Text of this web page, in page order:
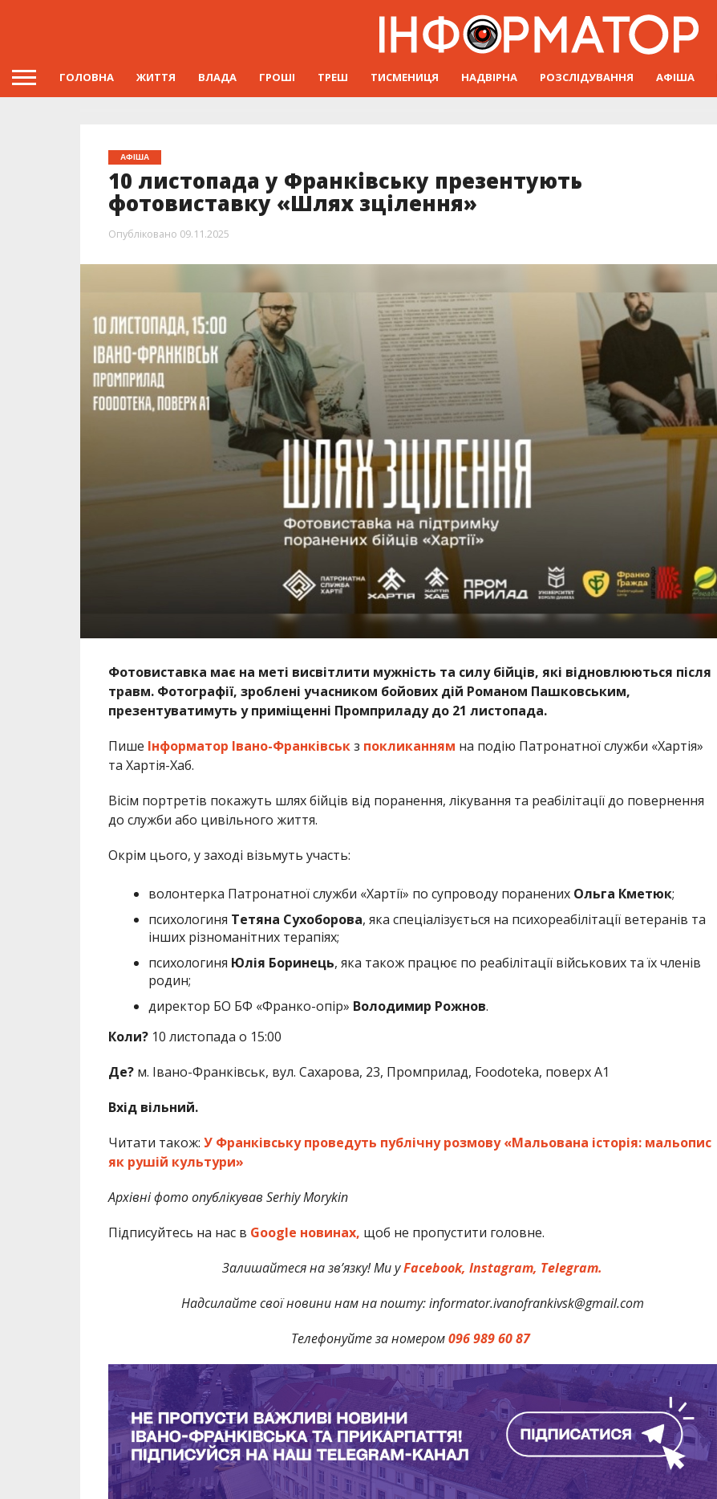
ГОЛОВНА ЖИТТЯ ВЛАДА ГРОШІ ТРЕШ ТИСМЕНИЦЯ НАДВІРНА РОЗСЛІДУВАННЯ АФІША
АФІША
10 листопада у Франківську презентують
фотовиставку «Шлях зцілення»
Опубліковано 09.11.2025
Фотовиставка має на меті висвітлити мужність та силу бійців, які відновлюються після
травм. Фотографії, зроблені учасником бойових дій Романом Пашковським,
презентуватимуть у приміщенні Промприладу до 21 листопада.
Пише Інформатор Івано-Франківськз покликанням на подію Патронатної служби «Хартія»
та Хартія-Хаб.
Вісім портретів покажуть шлях бійців від поранення, лікування та реабілітації до повернення
до служби або цивільного життя.
Окрім цього, у заході візьмуть участь:
волонтерка Патронатної служби «Хартії» по супроводу поранених Ольга Кметюк;
психологиня Тетяна Сухоборова, яка спеціалізується на психореабілітації ветеранів та
інших різноманітних терапіях;
психологиня Юлія Боринець, яка також працює по реабілітації військових та їх членів
родин;
директор БО БФ «Франко-опір» Володимир Рожнов.
Коли?10 листопада о 15:00
Де?м. Івано-Франківськ, вул. Сахарова, 23, Промприлад, Foodoteka, поверх A1
Вхід вільний.
Читати також: У Франківську проведуть публічну розмову «Мальована історія: мальопис
як рушій культури»
Архівні фото опублікував Serhiy Morykin
Підписуйтесь на нас в Google новинах, щоб не пропустити головне.
Залишайтеся на зв’язку! Ми уFacebook, Instagram, Telegram.
Надсилайте свої новини нам на пошту: informator.ivanofrankivsk@gmail.com
Телефонуйте за номером096 989 60 87